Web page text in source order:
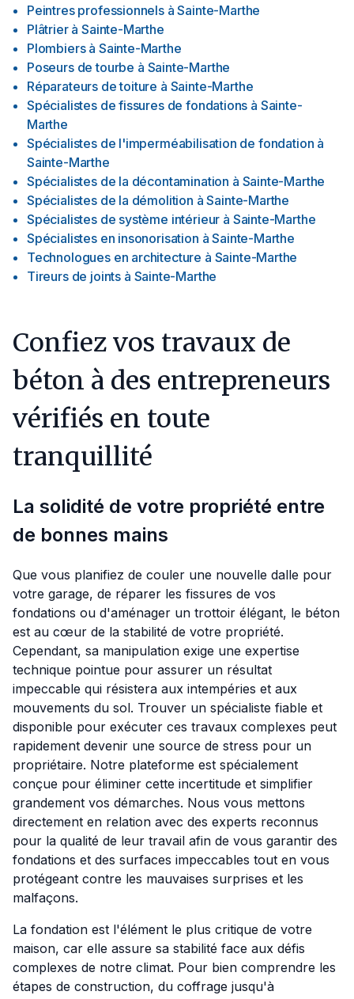
Peintres professionnels à Sainte-Marthe
Plâtrier à Sainte-Marthe
Plombiers à Sainte-Marthe
Poseurs de tourbe à Sainte-Marthe
Réparateurs de toiture à Sainte-Marthe
Spécialistes de fissures de fondations à Sainte-
Marthe
Spécialistes de l'imperméabilisation de fondation à
Sainte-Marthe
Spécialistes de la décontamination à Sainte-Marthe
Spécialistes de la démolition à Sainte-Marthe
Spécialistes de système intérieur à Sainte-Marthe
Spécialistes en insonorisation à Sainte-Marthe
Technologues en architecture à Sainte-Marthe
Tireurs de joints à Sainte-Marthe
Confiez vos travaux de
béton à des entrepreneurs
vérifiés en toute
tranquillité
La solidité de votre propriété entre
de bonnes mains
Que vous planifiez de couler une nouvelle dalle pour
votre garage, de réparer les fissures de vos
fondations ou d'aménager un trottoir élégant, le béton
est au cœur de la stabilité de votre propriété.
Cependant, sa manipulation exige une expertise
technique pointue pour assurer un résultat
impeccable qui résistera aux intempéries et aux
mouvements du sol. Trouver un spécialiste fiable et
disponible pour exécuter ces travaux complexes peut
rapidement devenir une source de stress pour un
propriétaire. Notre plateforme est spécialement
conçue pour éliminer cette incertitude et simplifier
grandement vos démarches. Nous vous mettons
directement en relation avec des experts reconnus
pour la qualité de leur travail afin de vous garantir des
fondations et des surfaces impeccables tout en vous
protégeant contre les mauvaises surprises et les
malfaçons.
La fondation est l'élément le plus critique de votre
maison, car elle assure sa stabilité face aux défis
complexes de notre climat. Pour bien comprendre les
étapes de construction, du coffrage jusqu'à